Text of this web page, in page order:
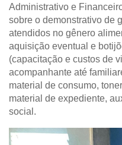
Administrativo e
sobre o demonstrativo de
atendidos no gênero
aquisição eventual e
(capacitação e custos de
acompanhante até
material de consumo,
material de expediente,
social.